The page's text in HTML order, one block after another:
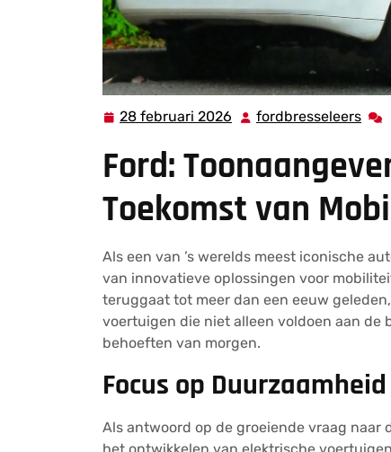
28 februari 2026 28
2026
fordbresseleers
Ford:
Toekomst van
Als een van ’s werelds meest iconische
van innovatieve oplossingen voor
teruggaat tot meer dan een eeuw
voertuigen die niet alleen voldoen aan de
behoeften van morgen.
Focus op
Als antwoord op de groeiende vraag